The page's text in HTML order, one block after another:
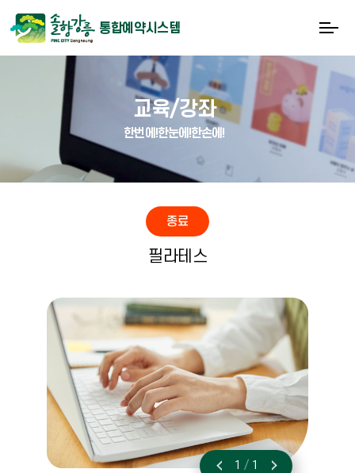
통합예약시스템
교육/강좌
한번에!한눈에!한손에!
종료
필라테스
이전 1 / 1 다음